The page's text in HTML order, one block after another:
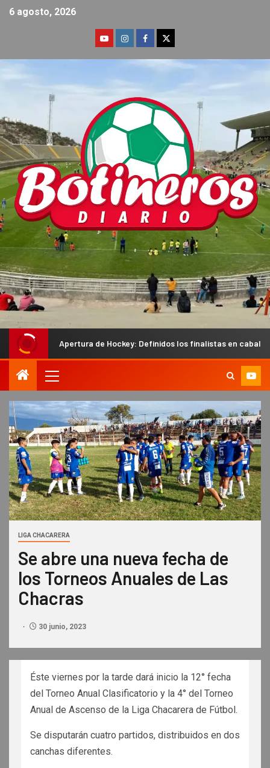
6 agosto, 2026
de Hockey: Definidos los finalistas en caballeros y los
LIGA CHACARERA
Se abre una nueva fecha de
los Torneos Anuales de Las
Chacras
30 junio, 2023
Éste viernes por la tarde dará inicio la 12° fecha
del Torneo Anual Clasificatorio y la 4° del Torneo
Anual de Ascenso de la Liga Chacarera de Fútbol.
Se disputarán cuatro partidos, distribuidos en dos
canchas diferentes.